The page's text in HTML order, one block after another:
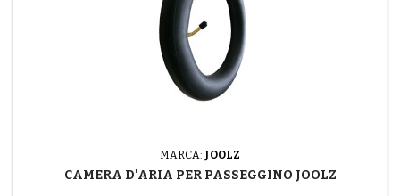
MARCA: JOOLZ
CAMERA D'ARIA PER PASSEGGINO JOOLZ